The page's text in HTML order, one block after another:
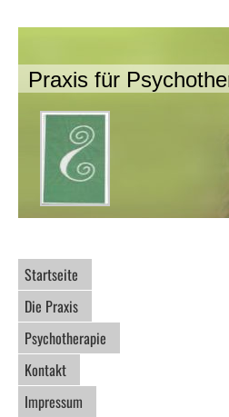
Praxis für
Startseite
Die Praxis
Psychotherapie
Kontakt
Impressum